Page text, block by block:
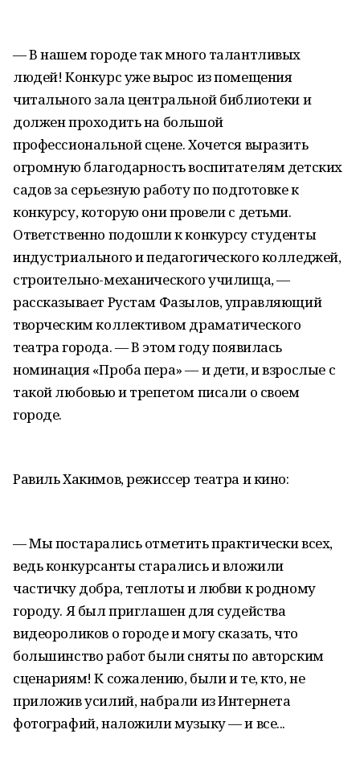
— В нашем городе так много талантливых
людей! Конкурс уже вырос из помещения
читального зала центральной библиотеки и
должен проходить на большой
профессиональной сцене. Хочется выразить
огромную благодарность воспитателям детских
садов за серьезную работу по подготовке к
конкурсу, которую они провели с детьми.
Ответственно подошли к конкурсу студенты
индустриального и педагогического колледжей,
строительно-механического училища, —
рассказывает Рустам Фазылов, управляющий
творческим коллективом драматического
театра города. — В этом году появилась
номинация «Проба пера» — и дети, и взрослые с
такой любовью и трепетом писали о своем
городе.
Равиль Хакимов, режиссер театра и кино:
— Мы постарались отметить практически всех,
ведь конкурсанты старались и вложили
частичку добра, теплоты и любви к родному
городу. Я был приглашен для судейства
видеороликов о городе и могу сказать, что
большинство работ были сняты по авторским
сценариям! К сожалению, были и те, кто, не
приложив усилий, набрали из Интернета
фотографий, наложили музыку — и все...